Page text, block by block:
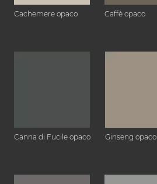
Cachemere opaco Caffè opaco
Canna di Fucile opaco Ginseng opaco